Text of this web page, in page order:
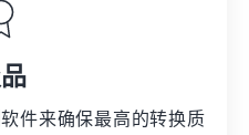
件来确保最高的转换质